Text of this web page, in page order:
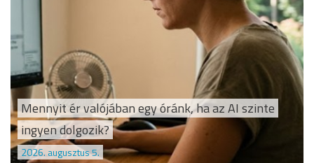
Mennyit ér valójában egy óránk, ha az AI szinte
ingyen dolgozik?
2026. augusztus 5.